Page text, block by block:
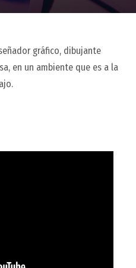
gráfico, dibujante
en un ambiente que es a la